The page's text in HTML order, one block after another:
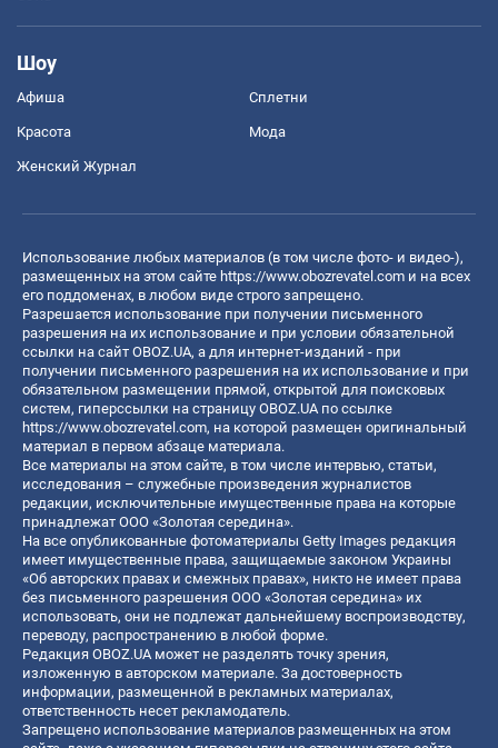
Шоу
Афиша Сплетни
Красота Мода
Женский Журнал
Использование любых материалов (в том числе фото- и видео-),
размещенных на этом сайте https://www.obozrevatel.com и на всех
его поддоменах, в любом виде строго запрещено.
Разрешается использование при получении письменного
разрешения на их использование и при условии обязательной
ссылки на сайт OBOZ.UA, а для интернет-изданий - при
получении письменного разрешения на их использование и при
обязательном размещении прямой, открытой для поисковых
систем, гиперссылки на страницу OBOZ.UA по ссылке
https://www.obozrevatel.com, на которой размещен оригинальный
материал в первом абзаце материала.
Все материалы на этом сайте, в том числе интервью, статьи,
исследования – служебные произведения журналистов
редакции, исключительные имущественные права на которые
принадлежат ООО «Золотая середина».
На все опубликованные фотоматериалы Getty Images редакция
имеет имущественные права, защищаемые законом Украины
«Об авторских правах и смежных правах», никто не имеет права
без письменного разрешения ООО «Золотая середина» их
использовать, они не подлежат дальнейшему воспроизводству,
переводу, распространению в любой форме.
Редакция OBOZ.UA может не разделять точку зрения,
изложенную в авторском материале. За достоверность
информации, размещенной в рекламных материалах,
ответственность несет рекламодатель.
Запрещено использование материалов размещенных на этом